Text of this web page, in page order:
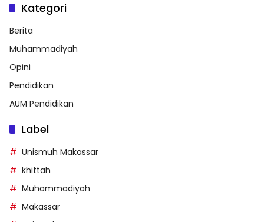
Kategori
Berita
Muhammadiyah
Opini
Pendidikan
AUM Pendidikan
Label
Unismuh Makassar
khittah
Muhammadiyah
Makassar